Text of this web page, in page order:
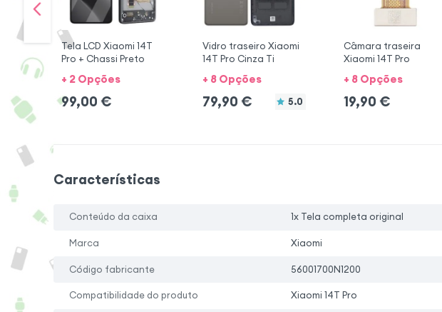
Tela LCD Xiaomi 14T
Pro + Chassi Preto
+ 2 Opções
99,00 €
Vidro traseiro Xiaomi
14T Pro Cinza Ti
+ 8 Opções
79,90 € 5.0
Câmara traseira
Xiaomi 14T Pro
+ 8 Opções
19,90 €
Características
Conteúdo da caixa 1x Tela completa original
Marca Xiaomi
Código fabricante 56001700N1200
Compatibilidade do produto Xiaomi 14T Pro